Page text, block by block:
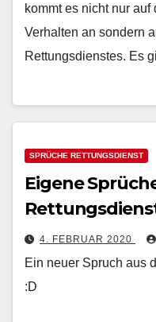
kommt es nicht nur
Verhalten an sondern
Rettungsdienstes. Es
SPRÜCHE RETTUNGSDIENST
Eigene
4. FEBRUAR 2020
Ein neuer Spruch aus
:D